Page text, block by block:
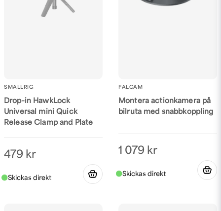
SMALLRIG
Drop-in HawkLock
Universal mini Quick
Release Clamp and Plate
479 kr
FALCAM
Montera actionkamera på
bilruta med snabbkoppling
1 079 kr